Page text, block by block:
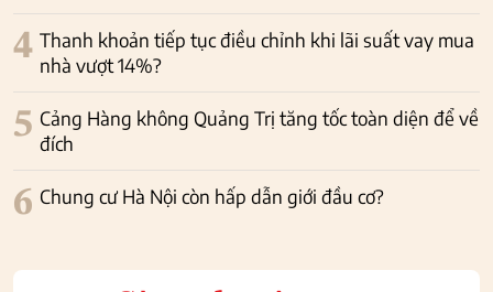
4 Thanh khoản tiếp tục điều chỉnh khi lãi suất vay mua
nhà vượt 14%?
5 Cảng Hàng không Quảng Trị tăng tốc toàn diện để về
đích
6 Chung cư Hà Nội còn hấp dẫn giới đầu cơ?